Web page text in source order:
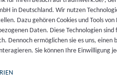
einen unterhaltsamen
in Deutschland. Wir nutzen
Dazu gehören Cookies und Tools
Daten. Diese Technologien
Dennoch ermöglichen sie es uns, einen
Sie können Ihre Einwilligung